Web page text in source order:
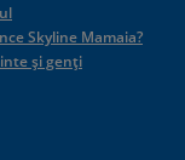
Skyline Mamaia?
și genți